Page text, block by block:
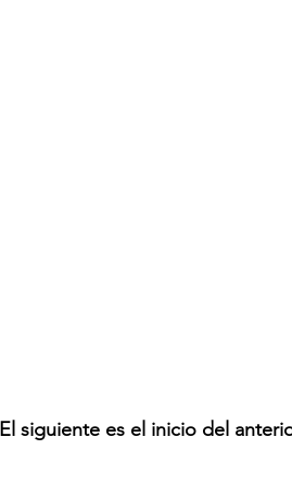
El siguiente es el inicio del